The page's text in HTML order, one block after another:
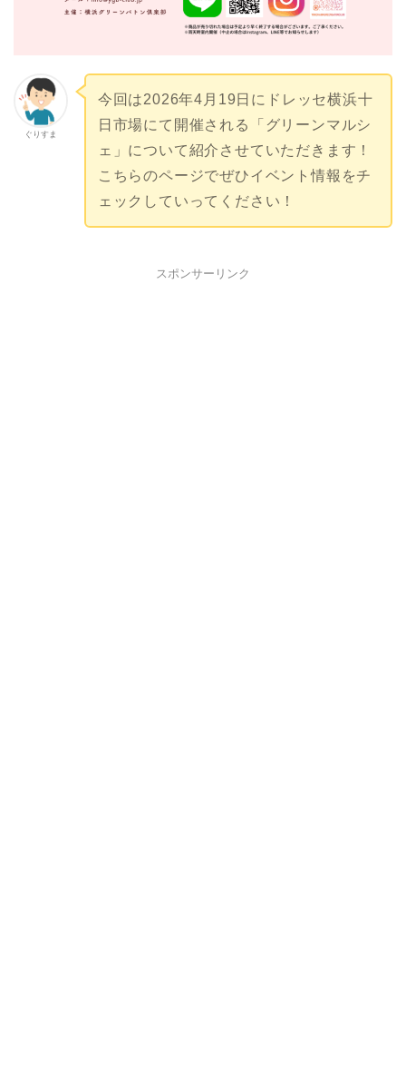
ぐりすま
今回は2026年4月19日にドレッセ横浜十
日市場にて開催される「グリーンマルシ
ェ」について紹介させていただきます！
こちらのページでぜひイベント情報をチ
ェックしていってください！
スポンサーリンク